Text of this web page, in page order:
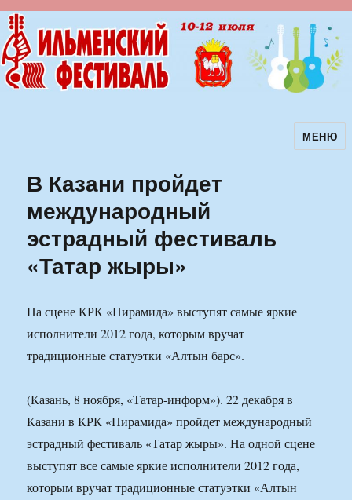
Ильменский фестиваль авторскойМЕНЮ
В Казани пройдет
международный
эстрадный фестиваль
«Татар жыры»
На сцене КРК «Пирамида» выступят самые яркие
исполнители 2012 года, которым вручат
традиционные статуэтки «Алтын барс».
(Казань, 8 ноября, «Татар-информ»). 22 декабря в
Казани в КРК «Пирамида» пройдет международный
эстрадный фестиваль «Татар жыры». На одной сцене
выступят все самые яркие исполнители 2012 года,
которым вручат традиционные статуэтки «Алтын